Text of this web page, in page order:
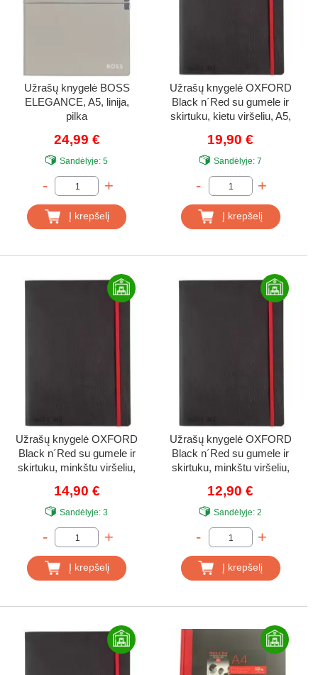
Užrašų knygelė BOSS
ELEGANCE, A5, linija,
pilka
24,99 €
Sandėlyje: 5
- +
Į krepšelį
Užrašų knygelė OXFORD
Black n´Red su gumele ir
skirtuku, kietu viršeliu, A5,
19,90 €
Sandėlyje:7
- +
Į krepšelį
Užrašų knygelė OXFORD
Black n´Red su gumele ir
skirtuku, minkštu viršeliu,
14,90 €
Sandėlyje: 3
- +
Į krepšelį
Užrašų knygelė OXFORD
Black n´Red su gumele ir
skirtuku, minkštu viršeliu,
12,90 €
Sandėlyje:2
- +
Į krepšelį